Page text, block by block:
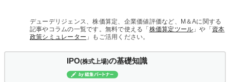
専門家に電話する
無料で株価を算定
デューデリジェンス、株価算定、企業価値評価など、M＆Aに関する
記事やコラムの一覧です。無料で使える「 株価算定ツール 」や「 資本
政策シミュレーター 」もご活用ください。
IPO(株式上場)の基礎知識